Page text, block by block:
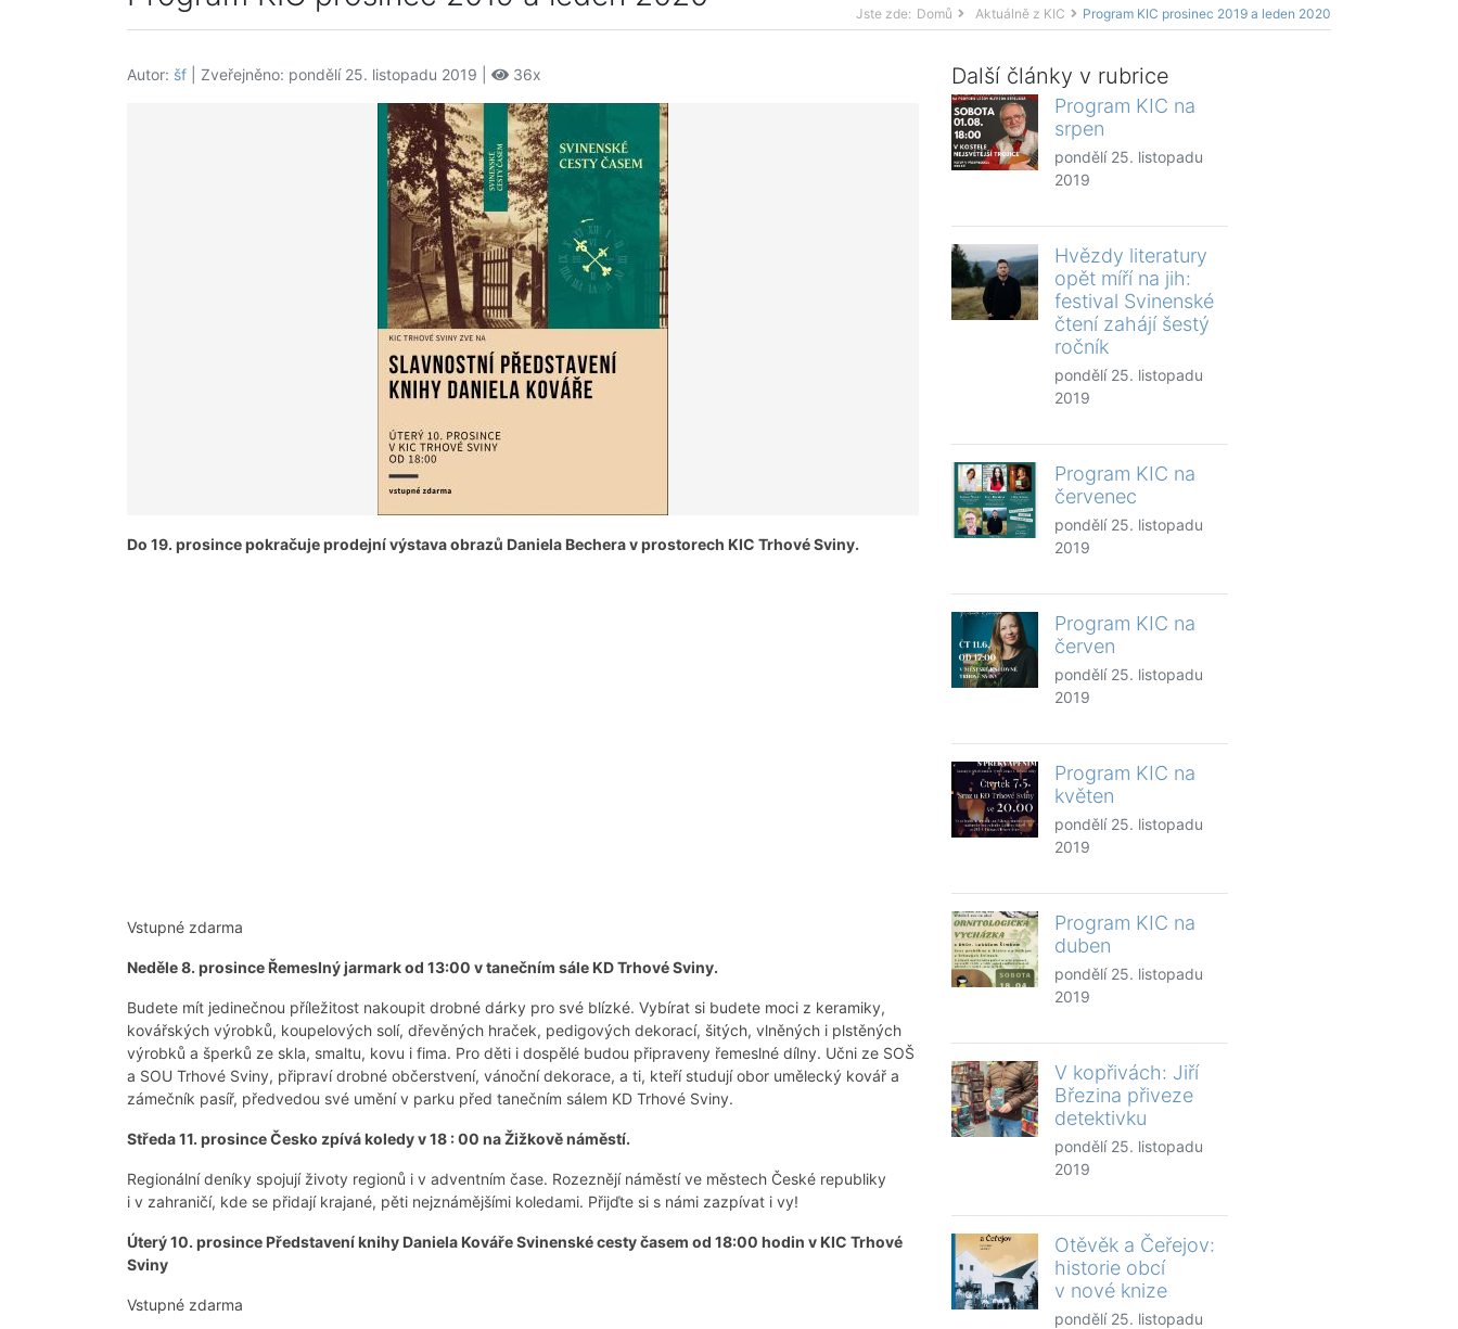
Jste zde: Domů Aktuálně z KIC Program KIC prosinec 2019 a leden 2020
Autor: šf | Zveřejněno: pondělí 25. listopadu 2019 | 36x
Do 19. prosincepokračujeprodejní výstava obrazů Daniela Bechera v prostorech KIC Trhové Sviny.
Vstupné zdarma
Neděle 8. prosince Řemeslný jarmark od 13:00 v tanečním sále KD Trhové Sviny.
Budete mít jedinečnou příležitost nakoupit drobné dárky pro své blízké. Vybírat si budete moci z keramiky,
kovářských výrobků, koupelových solí, dřevěných hraček, pedigových dekorací, šitých, vlněných i plstěných
výrobků a šperků ze skla, smaltu, kovu i fima. Pro děti i dospělé budou připraveny řemeslné dílny. Učni ze SOŠ
a SOU Trhové Sviny, připraví drobné občerstvení, vánoční dekorace, a ti, kteří studují obor umělecký kovář a
zámečník pasíř, předvedou své umění v parku před tanečním sálem KD Trhové Sviny.
Středa 11. prosince Česko zpívá koledy v 18 : 00 na Žižkově náměstí.
Regionální deníky spojují životy regionů i v adventním čase. Rozeznějí náměstí ve městech České republiky
i v zahraničí, kde se přidají krajané, pěti nejznámějšími koledami. Přijďte si s námi zazpívat i vy!
Úterý 10. prosince Představení knihy Daniela Kováře Svinenské cesty časem od 18:00 hodin v KIC Trhové
Sviny
Vstupné zdarma
Další články v rubrice
Program KIC na
srpen
pondělí 25. listopadu
2019
Hvězdy literatury
opět míří na jih:
festival Svinenské
čtení zahájí šestý
ročník
pondělí 25. listopadu
2019
Program KIC na
červenec
pondělí 25. listopadu
2019
Program KIC na
červen
pondělí 25. listopadu
2019
Program KIC na
květen
pondělí 25. listopadu
2019
Program KIC na
duben
pondělí 25. listopadu
2019
V kopřivách: Jiří
Březina přiveze
detektivku
pondělí 25. listopadu
2019
Otěvěk a Čeřejov:
historie obcí
v nové knize
pondělí 25. listopadu